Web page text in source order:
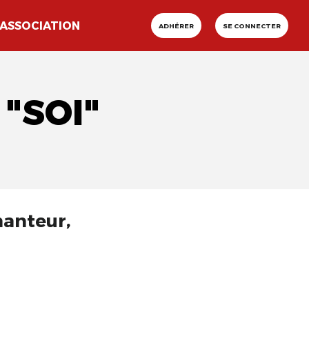
ASSOCIATION ADHÉRER SE CONNECTER
"SOI"